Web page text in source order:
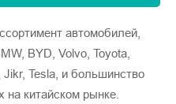
автомобилей,
BYD, Volvo, Toyota,
Tesla, и большинство
на китайском рынке.